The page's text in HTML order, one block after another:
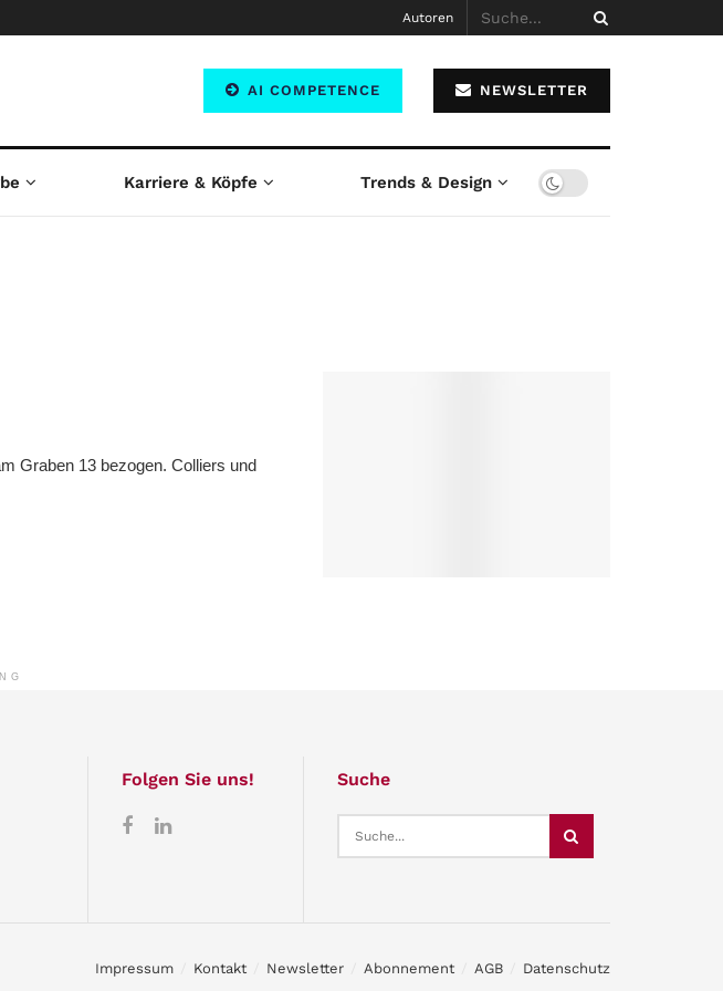
Autoren
AI COMPETENCE NEWSLETTER
Karriere & Köpfe Trends & Design
Graben 13 bezogen. Colliers und
Folgen Sie uns! Suche
Impressum Kontakt Newsletter Abonnement AGB Datenschutz